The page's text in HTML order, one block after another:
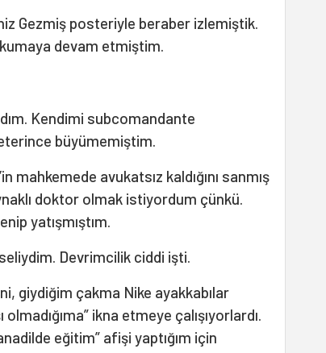
Gezmiş posteriyle beraber izlemiştik.
devam etmiştim.
Kendimi subcomandante
büyümemiştim.
mahkemede avukatsız kaldığını sanmış
doktor olmak istiyordum çünkü.
yatışmıştım.
Devrimcilik ciddi işti.
giydiğim çakma Nike ayakkabılar
ikna etmeye çalışıyorlardı.
eğitim” afişi yaptığım için